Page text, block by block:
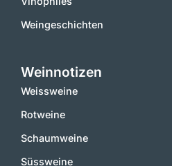
Weingeschichten
Weinnotizen
Weissweine
Rotweine
Schaumweine
Süssweine